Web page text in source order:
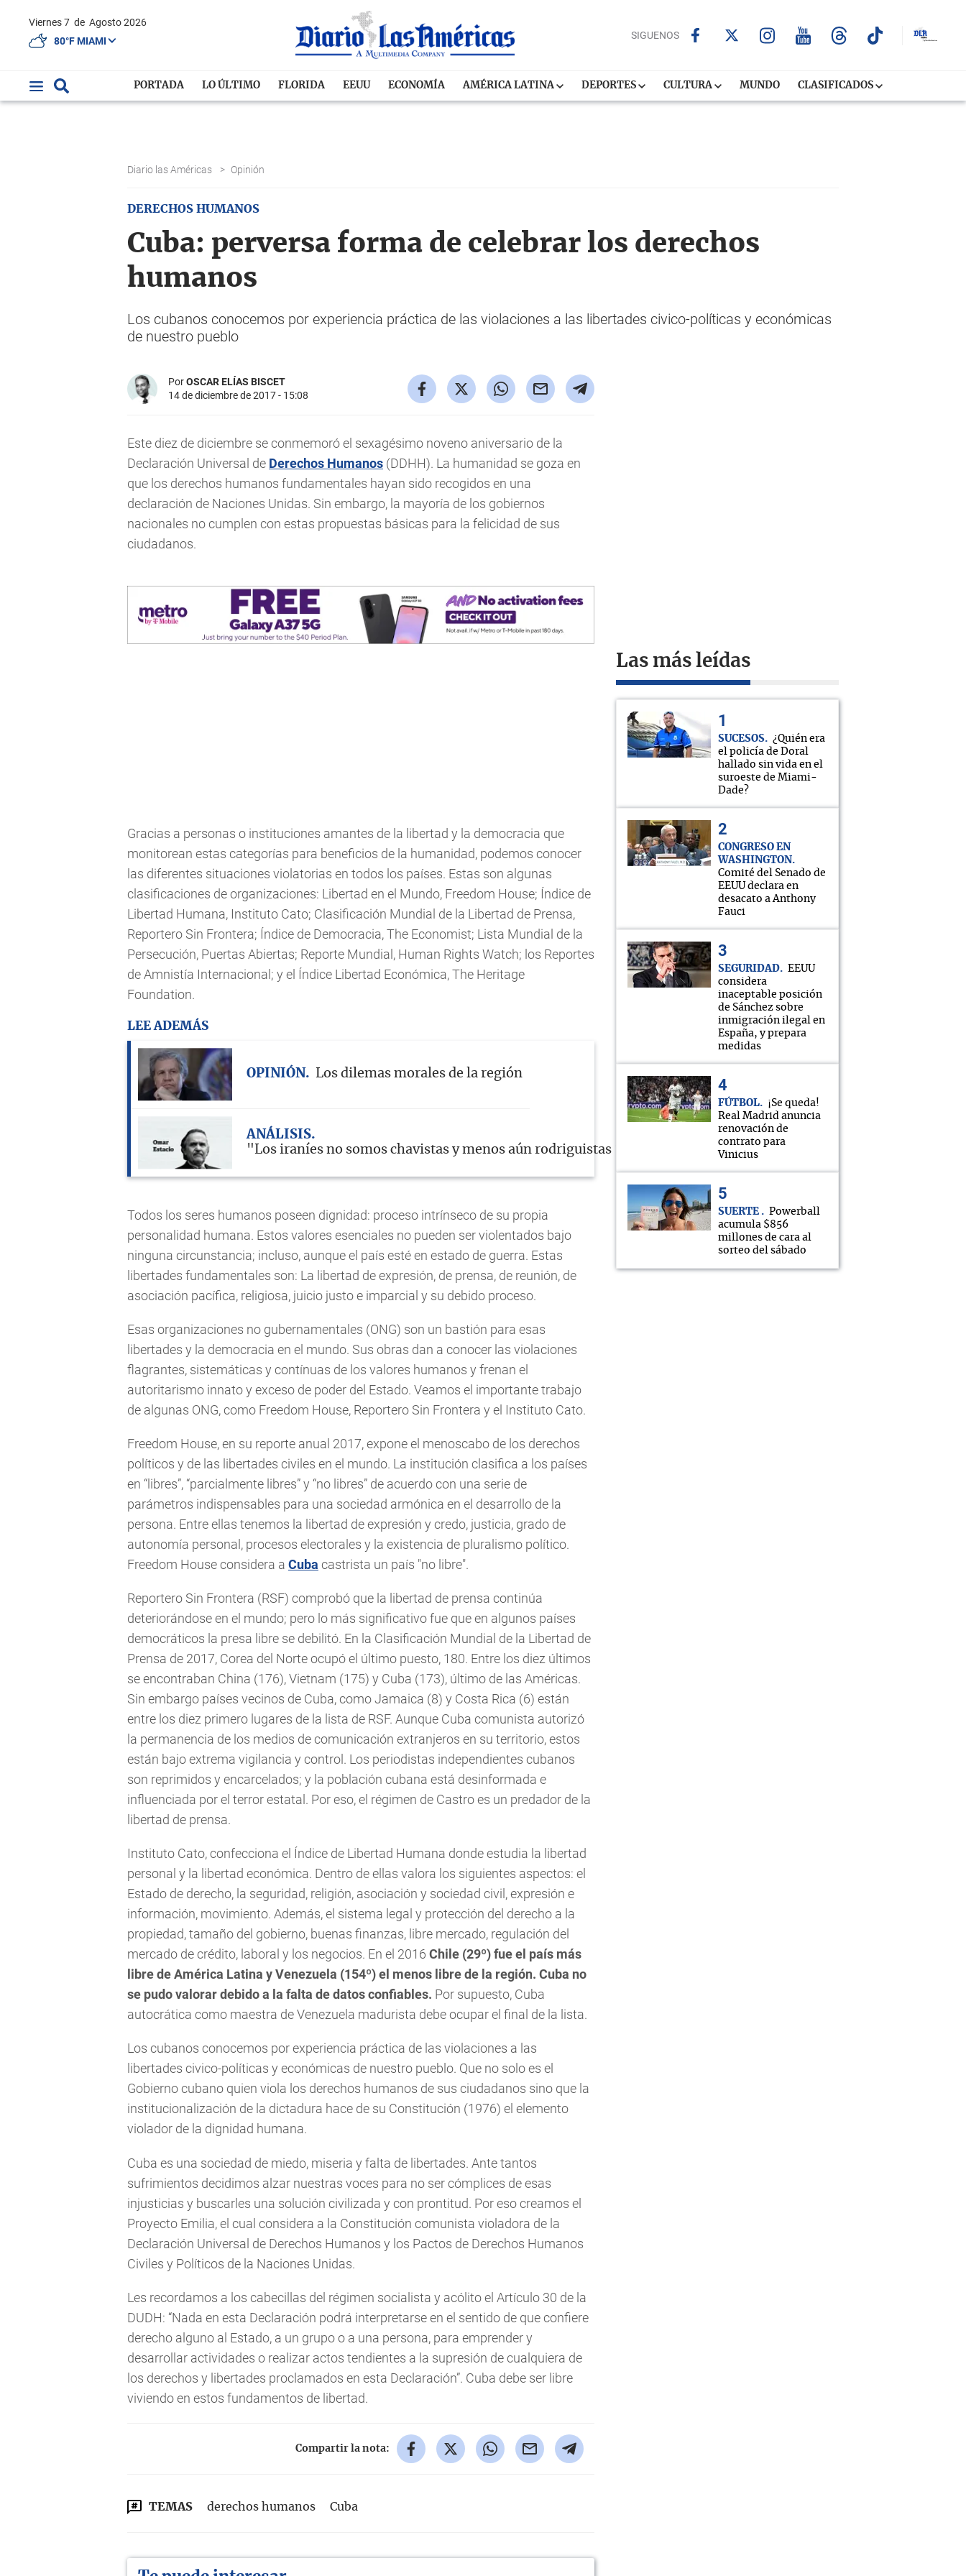
Viernes 7 de Agosto 2026
80°F MIAMI
SIGUENOS
PORTADA LO ÚLTIMO FLORIDA EEUU ECONOMÍA AMÉRICA LATINA DEPORTES CULTURA MUNDO CLASIFICADOS
Diario las Américas > Opinión
DERECHOS HUMANOS
Cuba: perversa forma de celebrar los derechos
humanos
Los cubanos conocemos por experiencia práctica de las violaciones a las libertades civico-políticas y económicas
de nuestro pueblo
PorOSCAR ELÍAS BISCET
14 de diciembre de 2017 - 15:08
Este diez de diciembre se conmemoró el sexagésimo noveno aniversario de la
Declaración Universal de Derechos Humanos (DDHH). La humanidad se goza en
que los derechos humanos fundamentales hayan sido recogidos en una
declaración de Naciones Unidas. Sin embargo, la mayoría de los gobiernos
nacionales no cumplen con estas propuestas básicas para la felicidad de sus
ciudadanos.
Gracias a personas o instituciones amantes de la libertad y la democracia que
monitorean estas categorías para beneficios de la humanidad, podemos conocer
las diferentes situaciones violatorias en todos los países. Estas son algunas
clasificaciones de organizaciones: Libertad en el Mundo, Freedom House; Índice de
Libertad Humana, Instituto Cato; Clasificación Mundial de la Libertad de Prensa,
Reportero Sin Frontera; Índice de Democracia, The Economist; Lista Mundial de la
Persecución, Puertas Abiertas; Reporte Mundial, Human Rights Watch; los Reportes
de Amnistía Internacional; y el Índice Libertad Económica, The Heritage
Foundation.
LEE ADEMÁS
OPINIÓN Los dilemas morales de la región
ANÁLISIS
"Los iraníes no somos chavistas y menos aún rodriguistas ¡Que Alá nos proteja!"
Todos los seres humanos poseen dignidad: proceso intrínseco de su propia
personalidad humana. Estos valores esenciales no pueden ser violentados bajo
ninguna circunstancia; incluso, aunque el país esté en estado de guerra. Estas
libertades fundamentales son: La libertad de expresión, de prensa, de reunión, de
asociación pacífica, religiosa, juicio justo e imparcial y su debido proceso.
Esas organizaciones no gubernamentales (ONG) son un bastión para esas
libertades y la democracia en el mundo. Sus obras dan a conocer las violaciones
flagrantes, sistemáticas y contínuas de los valores humanos y frenan el
autoritarismo innato y exceso de poder del Estado. Veamos el importante trabajo
de algunas ONG, como Freedom House, Reportero Sin Frontera y el Instituto Cato.
Freedom House, en su reporte anual 2017, expone el menoscabo de los derechos
políticos y de las libertades civiles en el mundo. La institución clasifica a los países
en “libres”, “parcialmente libres” y “no libres” de acuerdo con una serie de
parámetros indispensables para una sociedad armónica en el desarrollo de la
persona. Entre ellas tenemos la libertad de expresión y credo, justicia, grado de
autonomía personal, procesos electorales y la existencia de pluralismo político.
Freedom House considera a Cuba castrista un país "no libre".
Reportero Sin Frontera (RSF) comprobó que la libertad de prensa continúa
deteriorándose en el mundo; pero lo más significativo fue que en algunos países
democráticos la presa libre se debilitó. En la Clasificación Mundial de la Libertad de
Prensa de 2017, Corea del Norte ocupó el último puesto, 180. Entre los diez últimos
se encontraban China (176), Vietnam (175) y Cuba (173), último de las Américas.
Sin embargo países vecinos de Cuba, como Jamaica (8) y Costa Rica (6) están
entre los diez primero lugares de la lista de RSF. Aunque Cuba comunista autorizó
la permanencia de los medios de comunicación extranjeros en su territorio, estos
están bajo extrema vigilancia y control. Los periodistas independientes cubanos
son reprimidos y encarcelados; y la población cubana está desinformada e
influenciada por el terror estatal. Por eso, el régimen de Castro es un predador de la
libertad de prensa.
Instituto Cato, confecciona el Índice de Libertad Humana donde estudia la libertad
personal y la libertad económica. Dentro de ellas valora los siguientes aspectos: el
Estado de derecho, la seguridad, religión, asociación y sociedad civil, expresión e
información, movimiento. Además, el sistema legal y protección del derecho a la
propiedad, tamaño del gobierno, buenas finanzas, libre mercado, regulación del
mercado de crédito, laboral y los negocios. En el 2016 Chile (29º) fue el país más
libre de América Latina y Venezuela (154º) el menos libre de la región. Cuba no
se pudo valorar debido a la falta de datos confiables. Por supuesto, Cuba
autocrática como maestra de Venezuela madurista debe ocupar el final de la lista.
Los cubanos conocemos por experiencia práctica de las violaciones a las
libertades civico-políticas y económicas de nuestro pueblo. Que no solo es el
Gobierno cubano quien viola los derechos humanos de sus ciudadanos sino que la
institucionalización de la dictadura hace de su Constitución (1976) el elemento
violador de la dignidad humana.
Cuba es una sociedad de miedo, miseria y falta de libertades. Ante tantos
sufrimientos decidimos alzar nuestras voces para no ser cómplices de esas
injusticias y buscarles una solución civilizada y con prontitud. Por eso creamos el
Proyecto Emilia, el cual considera a la Constitución comunista violadora de la
Declaración Universal de Derechos Humanos y los Pactos de Derechos Humanos
Civiles y Políticos de la Naciones Unidas.
Les recordamos a los cabecillas del régimen socialista y acólito el Artículo 30 de la
DUDH: “Nada en esta Declaración podrá interpretarse en el sentido de que confiere
derecho alguno al Estado, a un grupo o a una persona, para emprender y
desarrollar actividades o realizar actos tendientes a la supresión de cualquiera de
los derechos y libertades proclamados en esta Declaración”. Cuba debe ser libre
viviendo en estos fundamentos de libertad.
Compartir la nota:
TEMAS derechos humanos Cuba
Las más leídas
SUCESOS
¿Quién era
el policía de Doral
hallado sin vida en el
suroeste de Miami-
Dade?
CONGRESO EN
WASHINGTON
Comité del Senado de
EEUU declara en
desacato a Anthony
Fauci
SEGURIDAD
EEUU
considera
inaceptable posición
de Sánchez sobre
inmigración ilegal en
España, y prepara
medidas
FÚTBOL
¡Se queda!
Real Madrid anuncia
renovación de
contrato para
Vinicius
SUERTE
Powerball
acumula $856
millones de cara al
sorteo del sábado